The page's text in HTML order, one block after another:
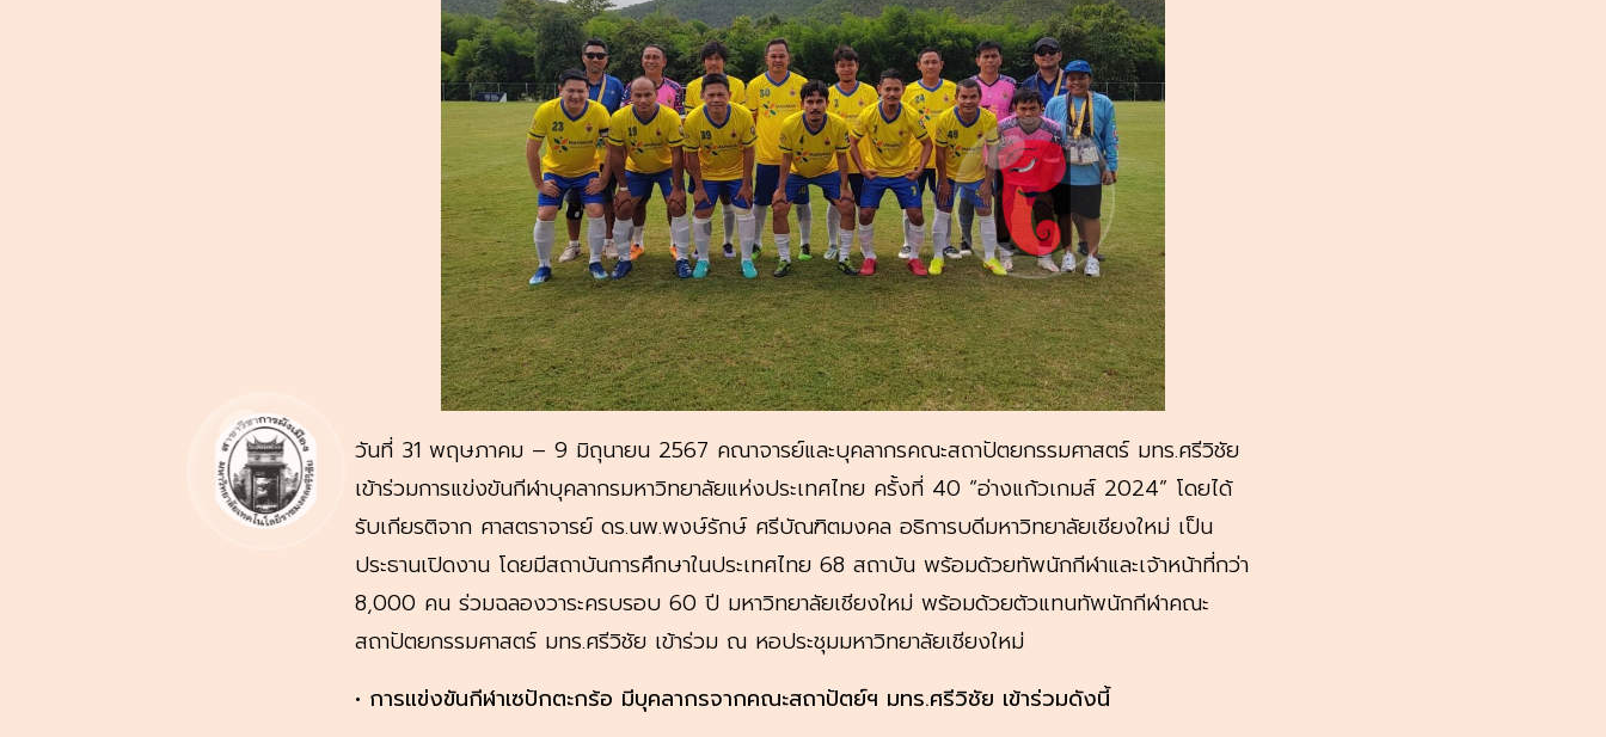
วันที่ 31 พฤษภาคม – 9 มิถุนายน 2567 คณาจารย์และบุคลากรคณะสถาปัตยกรรมศาสตร์ มทร.ศรีวิชัย
เข้าร่วมการแข่งขันกีฬาบุคลากรมหาวิทยาลัยแห่งประเทศไทย ครั้งที่ 40 “อ่างแก้วเกมส์ 2024” โดยได้
รับเกียรติจาก ศาสตราจารย์ ดร.นพ.พงษ์รักษ์ ศรีบัณฑิตมงคล อธิการบดีมหาวิทยาลัยเชียงใหม่ เป็น
ประธานเปิดงาน โดยมีสถาบันการศึกษาในประเทศไทย 68 สถาบัน พร้อมด้วยทัพนักกีฬาและเจ้าหน้าที่กว่า
8,000 คน ร่วมฉลองวาระครบรอบ 60 ปี มหาวิทยาลัยเชียงใหม่ พร้อมด้วยตัวแทนทัพนักกีฬาคณะ
สถาปัตยกรรมศาสตร์ มทร.ศรีวิชัย เข้าร่วม ณ หอประชุมมหาวิทยาลัยเชียงใหม่
• การแข่งขันกีฬาเซปักตะกร้อ มีบุคลากรจากคณะสถาปัตย์ฯ มทร.ศรีวิชัย เข้าร่วมดังนี้